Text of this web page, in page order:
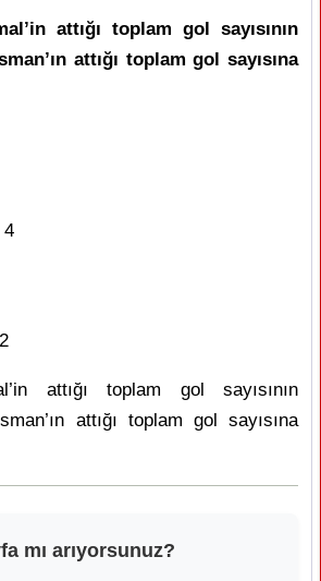
attığı toplam gol sayısının
attığı toplam gol sayısına
4
attığı toplam gol sayısının
attığı toplam gol sayısına
mı arıyorsunuz?